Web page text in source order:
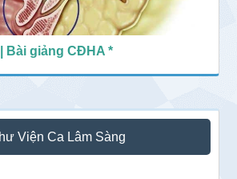
Bài giảng CĐHA *
Viện Ca Lâm Sàng